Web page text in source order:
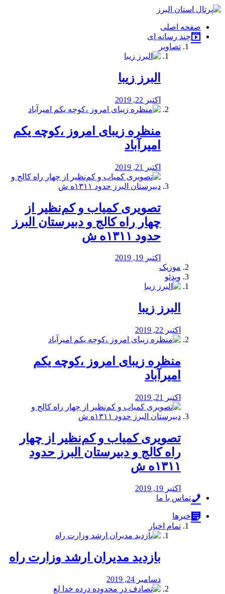
فصد
شرق
تهران
خشکشویی
صفحه اصلی
چند رسانه ای
تصاویر
البرز زیبا
اکتبر 22, 2019
منظره‌‌ زیبای امروز ،کوچه یکم
امیرآباد
اکتبر 21, 2019
️تصویری کمیاب و کم‌نظیر از
چهار راه كالج و دبيرستان البرز
حدود ۱۳۱۱ه ش
اکتبر 19, 2019
موزیک
ویدئو
البرز زیبا
اکتبر 22, 2019
منظره‌‌ زیبای امروز ،کوچه یکم
امیرآباد
اکتبر 21, 2019
️تصویری کمیاب و کم‌نظیر از چهار
راه كالج و دبيرستان البرز حدود
۱۳۱۱ه ش
اکتبر 19, 2019
تماس با ما
خبرها
تمام اخبار
بازدید مدیران ارشد وزارت راه
دسامبر 24, 2019